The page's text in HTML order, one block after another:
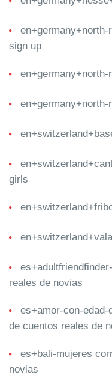
sign up
girls
reales de novias
es+amor-con-
de cuentos reales de
es+bali-mujeres
novias